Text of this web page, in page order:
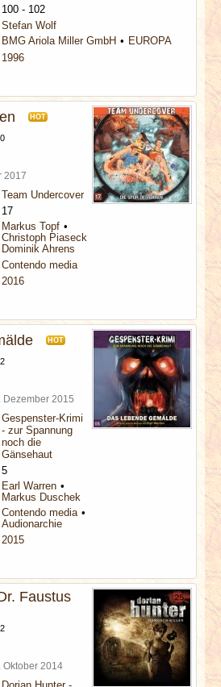
100 - 102
Stefan Wolf
BMG Ariola Miller GmbH
EUROPA
1996
HOT
2017
Team Undercover
17
Markus Topf
Christoph Piasecki
Dominik Ahrens
Contendo media
2016
HOT
Dezember 2015
Gespenster-Krimi
- zur Spannung
noch die
Gänsehaut
5
Earl Warren
Markus Duschek
Contendo media
Audionarchie
2015
Faustus
Oktober 2014